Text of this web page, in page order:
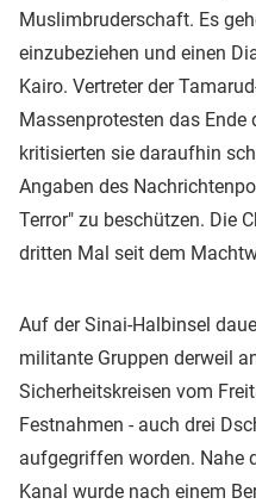
Muslimbruderschaft. Es
einzubeziehen und einen
Kairo. Vertreter der
Massenprotesten das Ende
kritisierten sie daraufhin
Angaben des
Terror" zu beschützen. Die
dritten Mal seit dem
Auf der Sinai-Halbinsel
militante Gruppen derweil
Sicherheitskreisen vom
Festnahmen - auch drei
aufgegriffen worden. Nahe
Kanal wurde nach einem